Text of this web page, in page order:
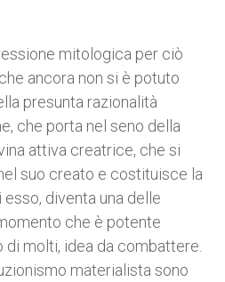
mitologica per ciò
ancora non si è potuto
presunta razionalità
che porta nel seno della
attiva creatrice, che si
suo creato e costituisce la
diventa una delle
che è potente
di molti, idea da combattere.
materialista sono